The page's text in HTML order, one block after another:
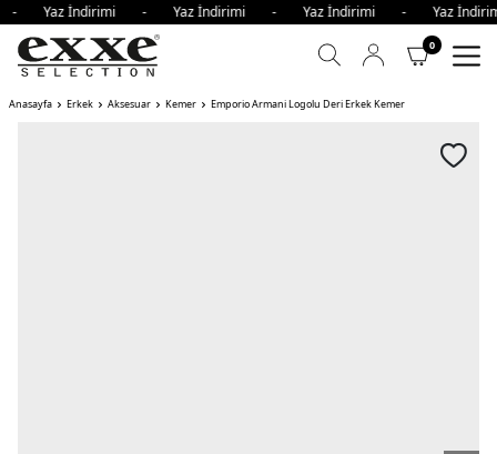
- Yaz İndirimi - Yaz İndirimi - Yaz İndirimi - Yaz
0
Anasayfa Erkek Aksesuar Kemer Emporio Armani Logolu Deri Erkek Kemer